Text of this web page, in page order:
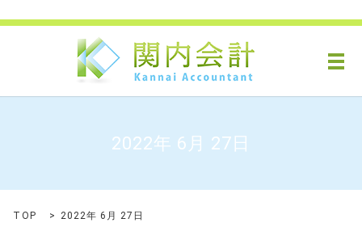
メ
2022年 6月 27日
TOP 2022年 6月 27日